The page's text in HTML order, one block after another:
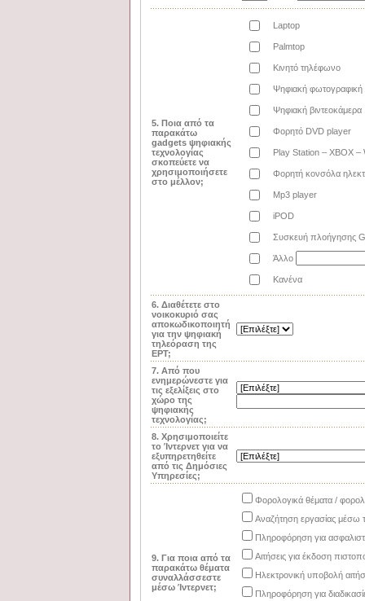
5. Ποια από τα
παρακάτω
gadgets ψηφιακής
τεχνολογίας
σκοπεύετε να
χρησιμοποιήσετε
στο μέλλον;
Laptop
Palmtop
Κινητό τηλέφωνο
Ψηφιακή φωτογραφική
Ψηφιακή βιντεοκάμερα
Φορητό DVD player
Play Station – XBOX –
Φορητή κονσόλα
Mp3 player
iPOD
Συσκευή πλοήγησης
Άλλο
Κανένα
6. Διαθέτετε στο
νοικοκυριό σας
αποκωδικοποιητή
για την ψηφιακή
τηλεόραση της
ΕΡΤ;
7. Από που
ενημερώνεστε για
τις εξελίξεις στο
χώρο της
ψηφιακής
τεχνολογίας;
8. Χρησιμοποιείτε
το Ίντερνετ για να
εξυπηρετηθείτε
από τις Δημόσιες
Υπηρεσίες;
9. Για ποια από τα
παρακάτω θέματα
συναλλάσσεστε
μέσω Ίντερνετ;
Φορολογικά θέματα /
Αναζήτηση εργασίας
Πληροφόρηση για
Αιτήσεις για έκδοση
Ηλεκτρονική υποβολή
Πληροφόρηση για